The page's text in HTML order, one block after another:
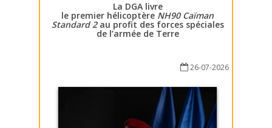
La DGA livre
le premier hélicoptère NH90 Caïman
Standard 2au profit des forces spéciales
de l’armée de Terre
26-07-2026